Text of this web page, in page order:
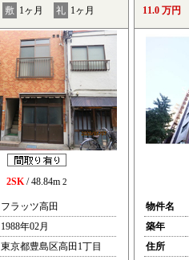
敷 1ヶ月 礼 1ヶ月
2SK/ 48.84m 2
フラッツ高田
1988年02月
東京都豊島区高田1丁目
11.0 万円
物件名
築年
住所